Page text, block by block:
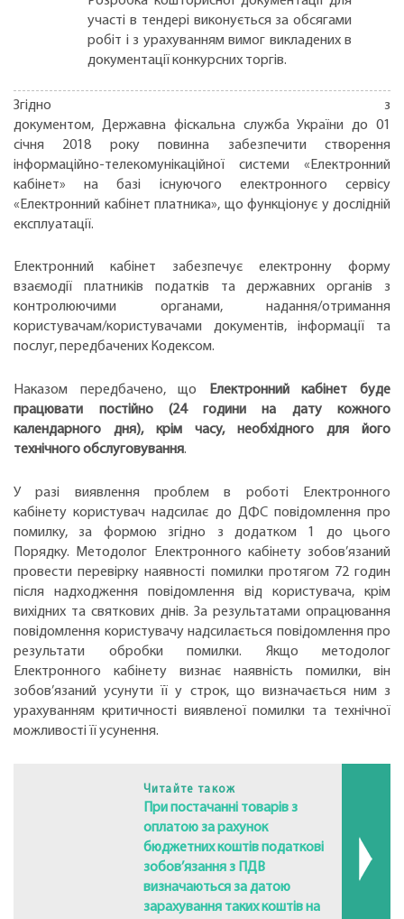
участі в тендері виконується за обсягами
робіт і з урахуванням вимог викладених в
документації конкурсних торгів.
Згідно з
документом, Державна фіскальна служба України до 01
січня 2018 року повинна забезпечити створення
інформаційно-телекомунікаційної системи «Електронний
кабінет» на базі існуючого електронного сервісу
«Електронний кабінет платника», що функціонує у дослідній
експлуатації.
Електронний кабінет забезпечує електронну форму
взаємодії платників податків та державних органів з
контролюючими органами, надання/отримання
користувачам/користувачами документів, інформації та
послуг, передбачених Кодексом.
Наказом передбачено, що
Електронний кабінет буде
працювати постійно (24 години на дату кожного
календарного дня), крім часу, необхідного для його
технічного обслуговування.
У разі виявлення проблем в роботі Електронного
кабінету користувач надсилає до ДФС повідомлення про
помилку, за формою згідно з додатком 1 до цього
Порядку. Методолог Електронного кабінету зобов’язаний
провести перевірку наявності помилки протягом 72 годин
після надходження повідомлення від користувача, крім
вихідних та святкових днів. За результатами опрацювання
повідомлення користувачу надсилається повідомлення про
результати обробки помилки. Якщо методолог
Електронного кабінету визнає наявність помилки, він
зобов’язаний усунути її у строк, що визначається ним з
урахуванням критичності виявленої помилки та технічної
можливості її усунення.
Читайте також
При постачанні товарів з
оплатою за рахунок
бюджетних коштів податкові
зобов’язання з ПДВ
визначаються за датою
зарахування таких коштів на